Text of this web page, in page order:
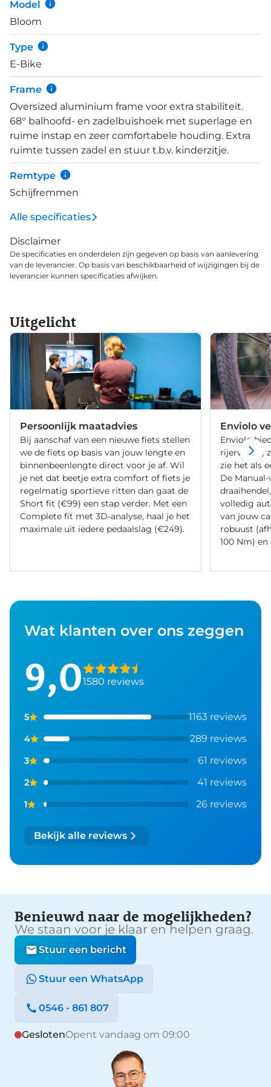
heuvelachtig terrein aan te kunnen. Hydraulische
Magura CT4 schijfremmen geven perfecte
remkracht in alle omstandigheden. De voor- en
achterverlichting wordt gevoed door de accu. De
LED-koplamp wordt aan- en uitgeschakeld via het
display.
Model
Bloom
Type
E-Bike
Frame
Oversized aluminium frame voor extra stabiliteit.
68° balhoofd- en zadelbuishoek met superlage en
ruime instap en zeer comfortabele houding. Extra
ruimte tussen zadel en stuur t.b.v. kinderzitje.
Remtype
Schijfremmen
Alle specificaties
Disclaimer
De specificaties en onderdelen zijn gegeven op basis van aanlevering
van de leverancier. Op basis van beschikbaarheid of wijzigingen bij de
leverancier kunnen specificaties afwijken.
Uitgelicht
Persoonlijk maatadvies
Bij aanschaf van een nieuwe fiets stellen
we de fiets op basis van jouw lengte en
binnenbeenlengte direct voor je af. Wil
je net dat beetje extra comfort of fiets je
regelmatig sportieve ritten dan gaat de
Short fit (€99) een stap verder. Met een
Complete fit met 3D-analyse, haal je het
maximale uit iedere pedaalslag (€249).
Enviolo
Enviolo
rijervaring
zie het als
De
volledig
van jouw
robuust
100 Nm)
Wat klanten over ons zeggen
9,01580 reviews
5 1163 reviews
4 289 reviews
3 61 reviews
2 41 reviews
1 26 reviews
Bekijk alle reviews
Benieuwd naar de mogelijkheden?
We staan voor je klaar en helpen graag.
Stuur een bericht
Stuur een WhatsApp
0546 - 861 807
GeslotenOpent vandaag om 09:00